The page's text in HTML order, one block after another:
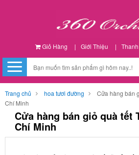
Giỏ Hàng | Giới Thiệu |
Trang chủ hoa tươi đường
Cửa hàng bán
Chí Minh
Cửa hàng bán giỏ quà tết
Chí Minh